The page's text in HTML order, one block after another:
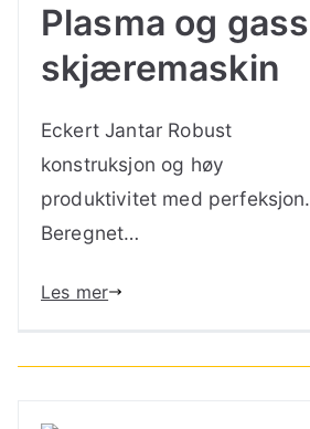
Plasma og gass
skjæremaskin
Eckert Jantar Robust
konstruksjon og høy
produktivitet med perfeksjon.
Beregnet…
Les mer